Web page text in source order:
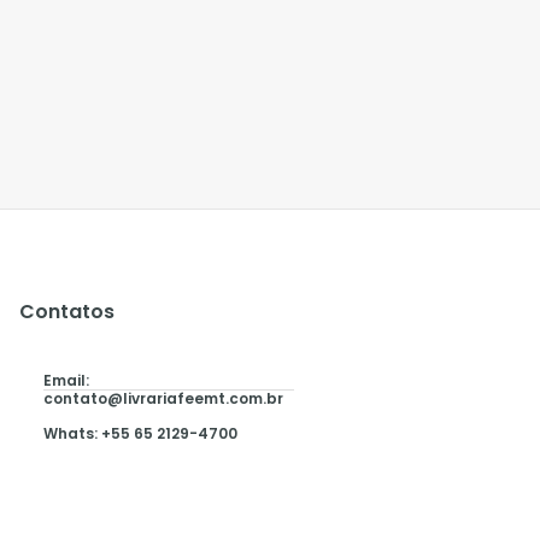
Contatos
Email:
contato@livrariafeemt.com.br
Whats: +55 65 2129-4700